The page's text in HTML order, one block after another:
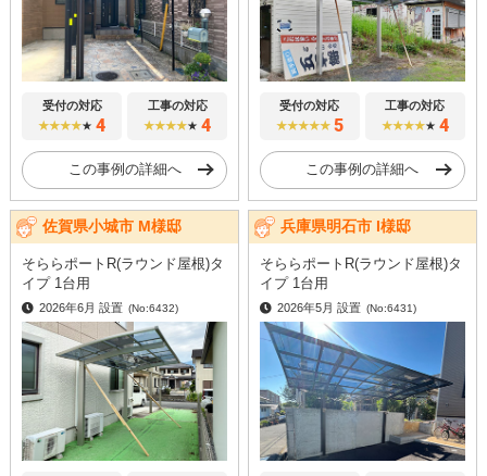
受付の対応
★★★★★ 4
工事の対応
★★★★★ 4
この事例の詳細へ
受付の対応
★★★★★ 5
工事の対応
★★★★★ 4
この事例の詳細へ
佐賀県小城市 M様邸
そららポートR(ラウンド屋根)タ
イプ 1台用
2026年6月 設置 (No:6432)
兵庫県明石市 I様邸
そららポートR(ラウンド屋根)タ
イプ 1台用
2026年5月 設置 (No:6431)